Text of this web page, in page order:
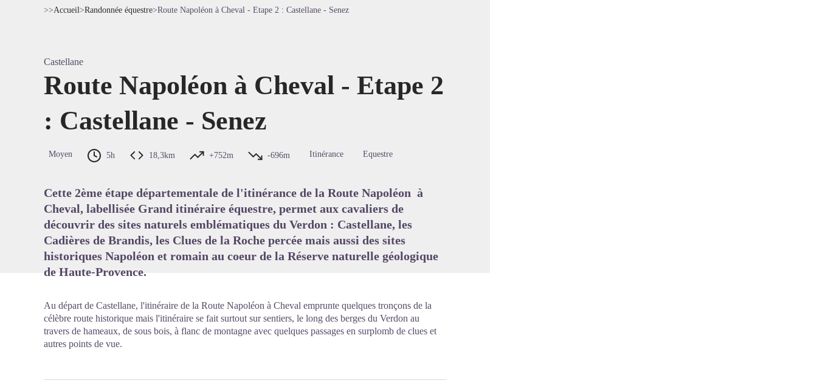
>>Accueil>Randonnée équestre>Route Napoléon à Cheval - Etape 2 : Castellane - Senez
Castellane
Route Napoléon à Cheval - Etape 2
: Castellane - Senez
Moyen 5h 18,3km +752m -696m Itinérance Equestre
Cette 2ème étape départementale de l'itinérance de la Route Napoléon à
Cheval, labellisée Grand itinéraire équestre, permet aux cavaliers de
découvrir des sites naturels emblématiques du Verdon : Castellane, les
Cadières de Brandis, les Clues de la Roche percée mais aussi des sites
historiques Napoléon et romain au coeur de la Réserve naturelle géologique
de Haute-Provence.
Au départ de Castellane, l'itinéraire de la Route Napoléon à Cheval emprunte quelques tronçons de la
célèbre route historique mais l'itinéraire se fait surtout sur sentiers, le long des berges du Verdon au
travers de hameaux, de sous bois, à flanc de montagne avec quelques passages en surplomb de clues et
autres points de vue.